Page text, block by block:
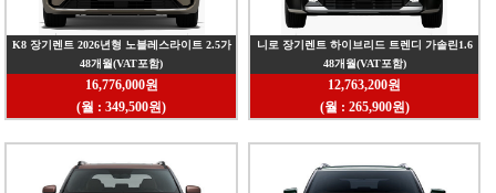
K8 장기렌트 2026년형 노블레스라이트 2.5가
솔린 5인승 4년 2WD
48개월(VAT포함)
16,776,000원
(월 : 349,500원)
니로 장기렌트 하이브리드 트렌디 가솔린1.6
26년식 5인승 4년 2WD
48개월(VAT포함)
12,763,200원
(월 : 265,900원)